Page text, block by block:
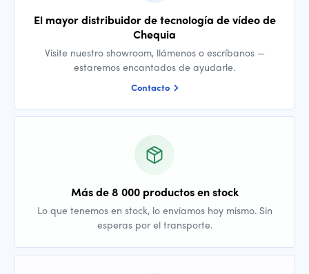
El mayor distribuidor de tecnología de vídeo de
Chequia
Visite nuestro showroom, llámenos o escríbanos —
estaremos encantados de ayudarle.
Contacto
Más de 8 000 productos en stock
Lo que tenemos en stock, lo enviamos hoy mismo. Sin
esperas por el transporte.